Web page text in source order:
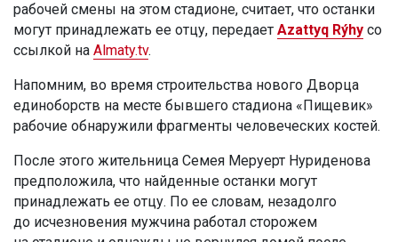
рабочей смены на этом стадионе, считает, что останки
могут принадлежать ее отцу, передает Azattyq Rýhy со
ссылкой на Almaty.tv.
Напомним, во время строительства нового Дворца
единоборств на месте бывшего стадиона «Пищевик»
рабочие обнаружили фрагменты человеческих костей.
После этого жительница Семея Меруерт Нуриденова
предположила, что найденные останки могут
принадлежать ее отцу. По ее словам, незадолго
до исчезновения мужчина работал сторожем